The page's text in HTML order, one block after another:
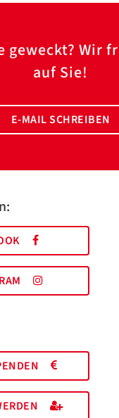
geweckt? Wir
auf Sie!
E-MAIL SCHREIBEN